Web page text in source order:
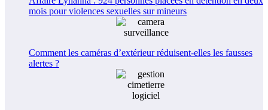
mois pour violences sexuelles sur mineurs
Comment les caméras d’extérieur réduisent-elles les fausses
alertes ?